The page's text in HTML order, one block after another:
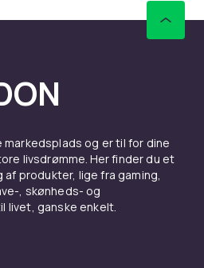
markedsplads og er til for dine
livsdrømme. Her finder du et
produkter, lige fra gaming,
, skønheds- og
livet, ganske enkelt.